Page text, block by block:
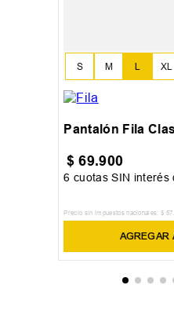
S L
M XL
Pantalón Fila
$ 69.900
6 cuotas SIN
Precio sin impuestos nacionales: $ 57.
AGREGAR